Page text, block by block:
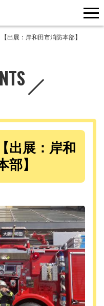
出展：岸和田市消防本部】
出展：岸和
部】